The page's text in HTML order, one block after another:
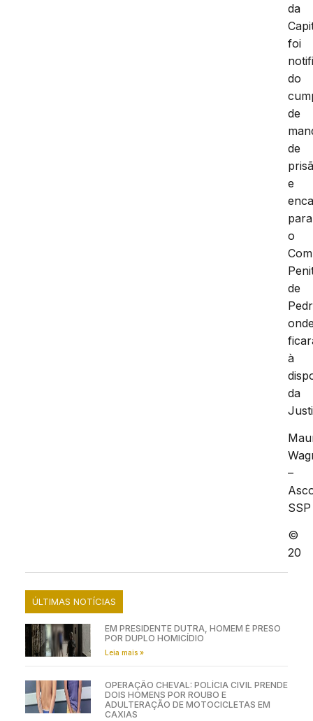
da
foi
do
de
de
e
para
o
de
à
da
–
SSP
©
20
ÚLTIMAS NOTÍCIAS
EM PRESIDENTE DUTRA, HOMEM É PRESO
POR DUPLO HOMICÍDIO
Leia mais »
OPERAÇÃO CHEVAL: POLÍCIA CIVIL PRENDE
DOIS HOMENS POR ROUBO E
ADULTERAÇÃO DE MOTOCICLETAS EM
CAXIAS